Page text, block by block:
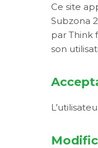
Ce site
Subzona
par Think
son